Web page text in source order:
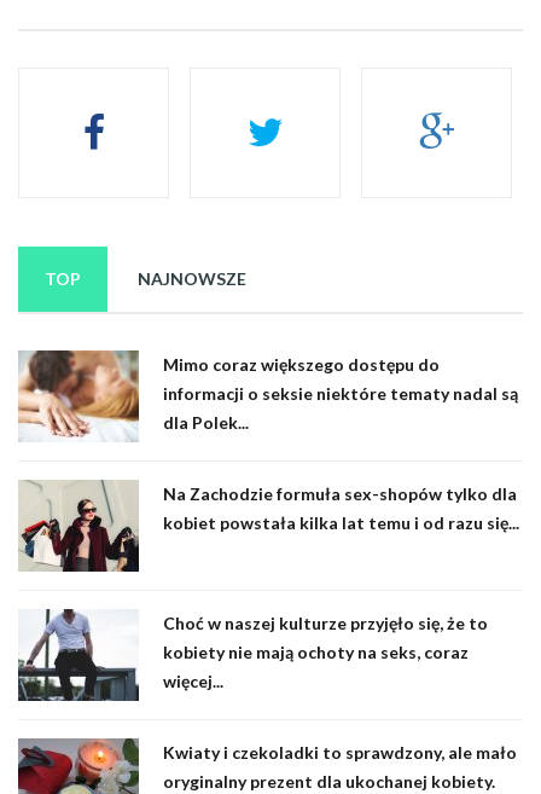
TOP
Mimo coraz większego dostępu do
informacji o seksie niektóre tematy nadal są
dla Polek...
Na Zachodzie formuła sex-shopów tylko dla
kobiet powstała kilka lat temu i od razu się...
Choć w naszej kulturze przyjęło się, że to
kobiety nie mają ochoty na seks, coraz
więcej...
Kwiaty i czekoladki to sprawdzony, ale mało
oryginalny prezent dla ukochanej kobiety.
NAJNOWSZE